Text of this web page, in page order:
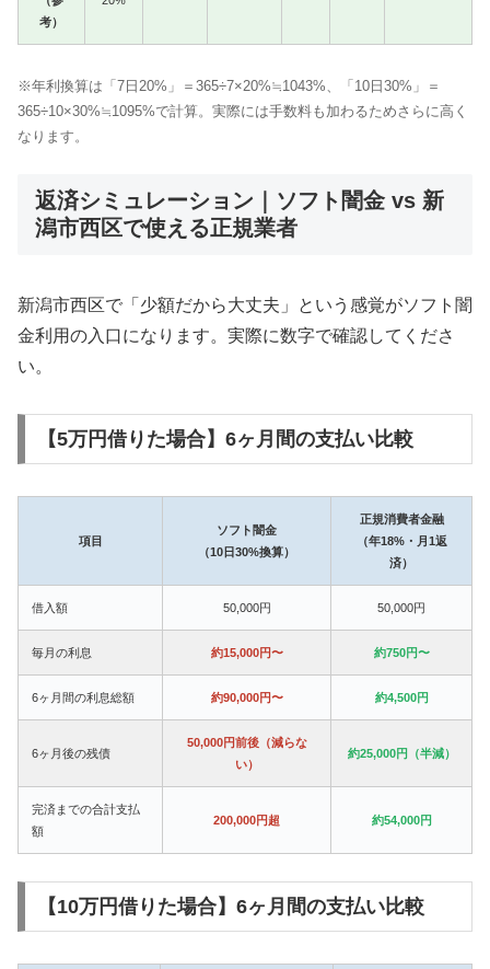
考）
※年利換算は「7日20%」＝365÷7×20%≒1043%、「10日30%」＝
365÷10×30%≒1095%で計算。実際には手数料も加わるためさらに高く
なります。
返済シミュレーション｜ソフト闇金 vs 新
潟市西区で使える正規業者
新潟市西区で「少額だから大丈夫」という感覚がソフト闇
金利用の入口になります。実際に数字で確認してくださ
い。
【5万円借りた場合】6ヶ月間の支払い比較
項目
ソフト闇金
（10日30%換算）
正規消費者金融
（年18%・月1返
済）
借入額 50,000円 50,000円
毎月の利息 約15,000円〜 約750円〜
6ヶ月間の利息総額 約90,000円〜 約4,500円
6ヶ月後の残債
50,000円前後（減らな
い）
約25,000円（半減）
完済までの合計支払
額
200,000円超 約54,000円
【10万円借りた場合】6ヶ月間の支払い比較